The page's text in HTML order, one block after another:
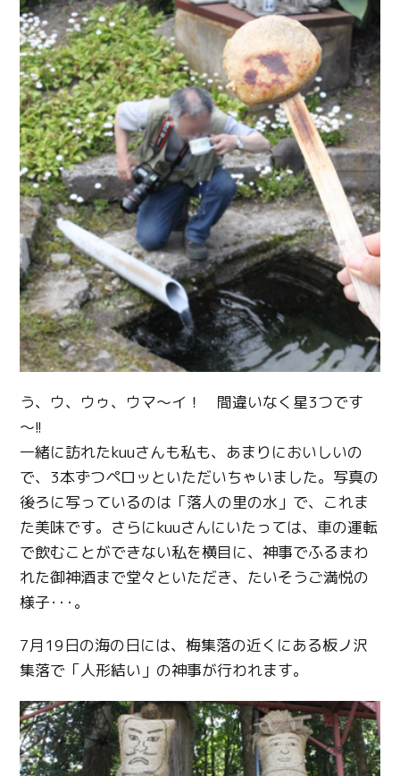
う、ウ、ウゥ、ウマ～イ！ 間違いなく星3つです
～!!
一緒に訪れたkuuさんも私も、あまりにおいしいの
で、3本ずつペロッといただいちゃいました。写真の
後ろに写っているのは「落人の里の水」で、これま
た美味です。さらにkuuさんにいたっては、車の運転
で飲むことができない私を横目に、神事でふるまわ
れた御神酒まで堂々といただき、たいそうご満悦の
様子･･･。
7月19日の海の日には、梅集落の近くにある板ノ沢
集落で「人形結い」の神事が行われます。